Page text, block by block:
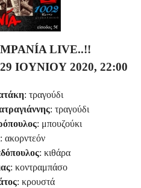
LIVE..!!
ΙΟΥΝΙΟΥ 2020, 22:00
: τραγούδι
: τραγούδι
: μπουζούκι
: ακορντεόν
: κιθάρα
: κοντραμπάσο
: κρουστά